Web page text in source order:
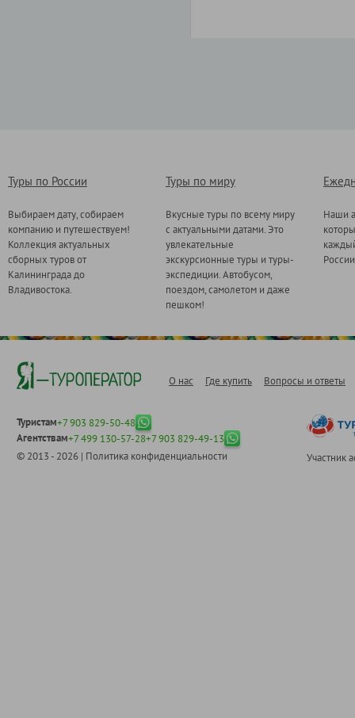
Туры по России
Выбираем дату, собираем
компанию и путешествуем!
Коллекция актуальных
сборных туров от
Калининграда до
Владивостока.
Туры по миру
Вкусные туры по всему миру
с актуальными датами. Это
увлекательные
экскурсионные туры и туры-
экспедиции. Автобусом,
поездом, самолетом и даже
пешком!
Наши
О нас Где купить Вопросы и ответы
Туристам+7 903 829-50-48
Агентствам+7 499 130-57-28+7 903 829-49-13
© 2013 - 2026 | Политика конфиденциальности Участник